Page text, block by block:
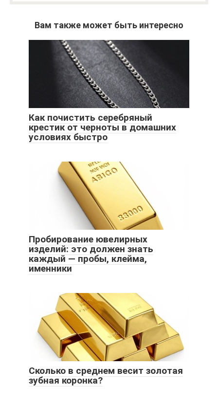
Вам также может быть интересно
Как почистить серебряный
крестик от черноты в домашних
условиях быстро
Пробирование ювелирных
изделий: это должен знать
каждый — пробы, клейма,
именники
Сколько в среднем весит золотая
зубная коронка?